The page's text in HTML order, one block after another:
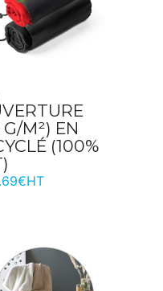
M²) EN
(100%